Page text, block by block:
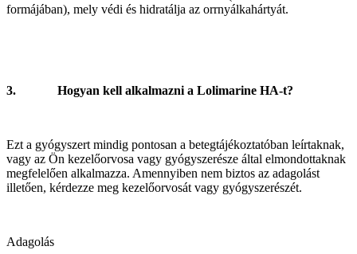
formájában), mely védi és hidratálja az orrnyálkahártyát.
3. Hogyan kell alkalmazni a Lolimarine HA-t?
Ezt a gyógyszert mindig pontosan a betegtájékoztatóban leírtaknak,
vagy az Ön kezelőorvosa vagy gyógyszerésze által elmondottaknak
megfelelően alkalmazza. Amennyiben nem biztos az adagolást
illetően, kérdezze meg kezelőorvosát vagy gyógyszerészét.
Adagolás